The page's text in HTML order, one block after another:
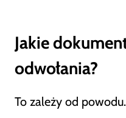
Jakie
odwołania?
To zależy od